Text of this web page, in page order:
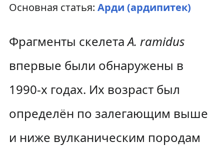
Основная статья: Арди (ардипитек)
Фрагменты скелетаA. ramidus
впервые были обнаружены в
1990-х годах. Их возраст был
определён по залегающим выше
и ниже вулканическим породам